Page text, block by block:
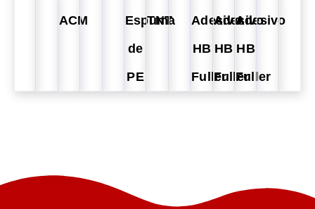
ACM
Espuma
de
PE
TNT
Adesivo
HB
Fuller
Adesivo
HB
Fuller
Adesivo
HB
Fuller